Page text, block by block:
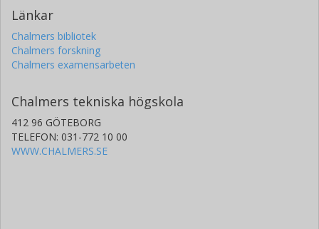
Länkar
Chalmers bibliotek
Chalmers forskning
Chalmers examensarbeten
Chalmers tekniska högskola
412 96 GÖTEBORG
TELEFON: 031-772 10 00
WWW.CHALMERS.SE